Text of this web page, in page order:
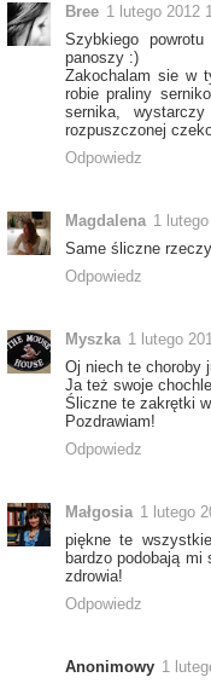
Bree 1 lutego 2012
Szybkiego
panoszy :)
Zakochalam sie w
robie praliny
sernika,
rozpuszczonej
Odpowiedz
Magdalena 1
Same śliczne
Odpowiedz
Myszka 1 lutego
Oj niech te choroby
Ja też swoje
Śliczne te zakrętki
Pozdrawiam!
Odpowiedz
Małgosia 1 lutego
piękne te
bardzo podobają
zdrowia!
Odpowiedz
Anonimowy 1